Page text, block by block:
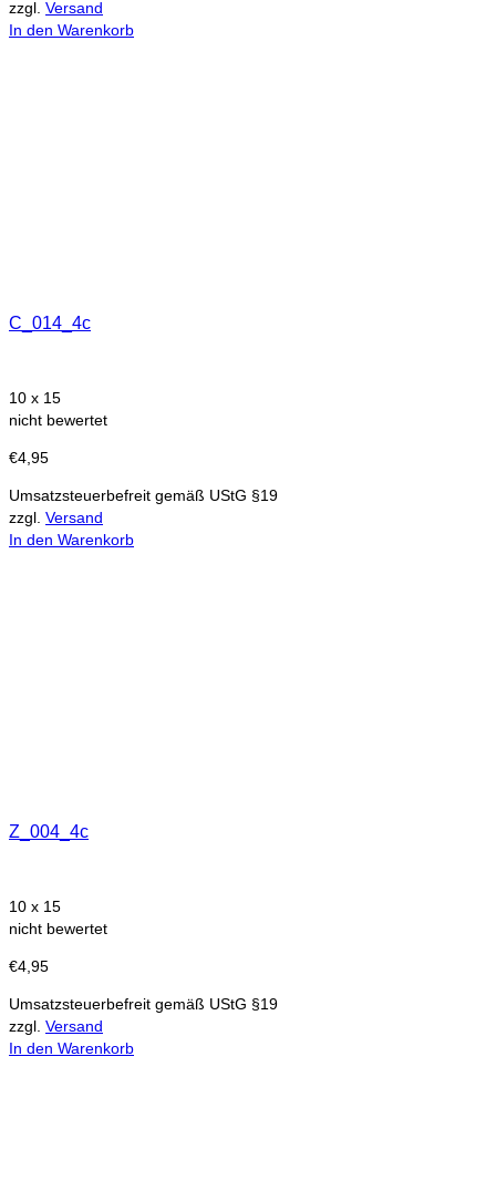
zzgl. Versand
In den Warenkorb
C_014_4c
10 x 15
nicht bewertet
€4,95
Umsatzsteuerbefreit gemäß UStG §19
zzgl. Versand
In den Warenkorb
Z_004_4c
10 x 15
nicht bewertet
€4,95
Umsatzsteuerbefreit gemäß UStG §19
zzgl. Versand
In den Warenkorb